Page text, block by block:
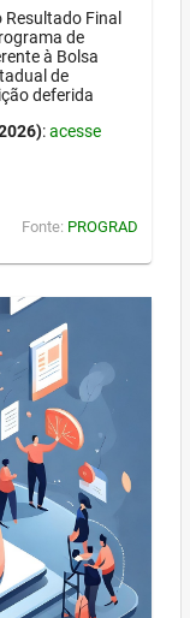
Final
de
à Bolsa
de
deferida
:acesse
Fonte: PROGRAD